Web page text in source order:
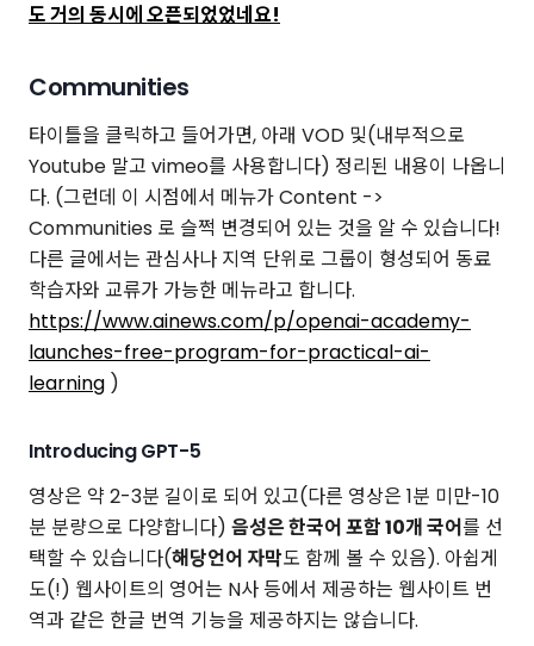
도 거의 동시에 오픈되었었네요!
Communities
타이틀을 클릭하고 들어가면, 아래 VOD 및(내부적으로
Youtube 말고 vimeo를 사용합니다) 정리된 내용이 나옵니
다. (그런데 이 시점에서 메뉴가 Content ->
Communities 로 슬쩍 변경되어 있는 것을 알 수 있습니다!
다른 글에서는 관심사나 지역 단위로 그룹이 형성되어 동료
학습자와 교류가 가능한 메뉴라고 합니다.
https://www.ainews.com/p/openai-academy-
launches-free-program-for-practical-ai-
learning )
Introducing GPT-5
영상은 약 2-3분 길이로 되어 있고(다른 영상은 1분 미만-10
분 분량으로 다양합니다) 음성은 한국어 포함 10개 국어를 선
택할 수 있습니다(해당언어 자막도 함께 볼 수 있음). 아쉽게
도(!) 웹사이트의 영어는 N사 등에서 제공하는 웹사이트 번
역과 같은 한글 번역 기능을 제공하지는 않습니다.